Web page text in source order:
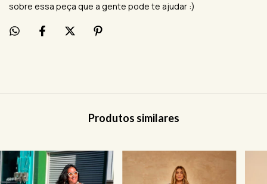
sobre essa peça que a gente pode te ajudar :)
Produtos similares